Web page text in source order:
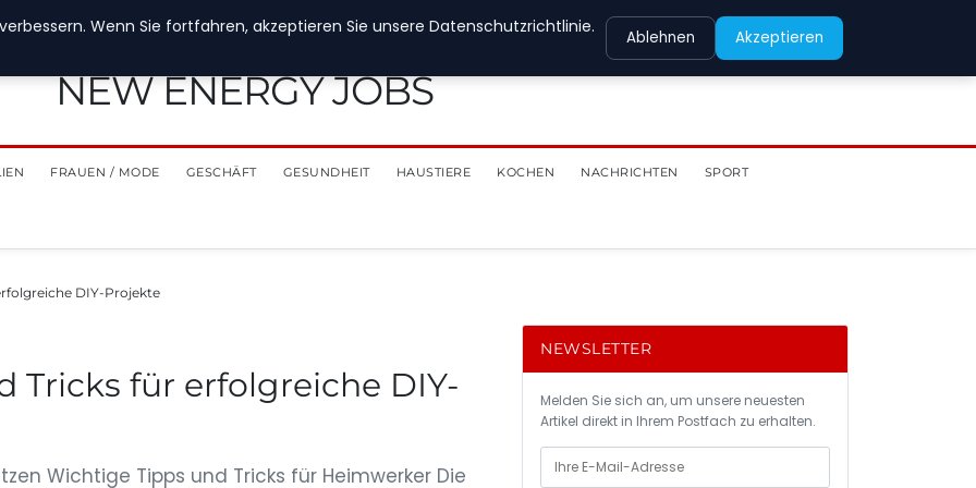
NEW ENERGY JOBS
FRAUEN / MODE GESCHÄFT GESUNDHEIT HAUSTIERE KOCHEN NACHRICHTEN SPORT
DIY-Projekte
Tricks für erfolgreiche DIY-
Wichtige Tipps und Tricks für Heimwerker Die
NEWSLETTER
Melden Sie sich an, um unsere neuesten
Artikel direkt in Ihrem Postfach zu erhalten.
Wenn Sie fortfahren, akzeptieren Sie unsere Datenschutzrichtlinie.
Ablehnen Akzeptieren